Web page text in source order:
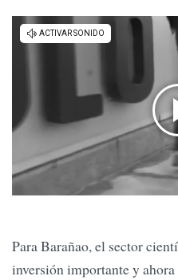
Para Barañao, el sector
inversión importante y